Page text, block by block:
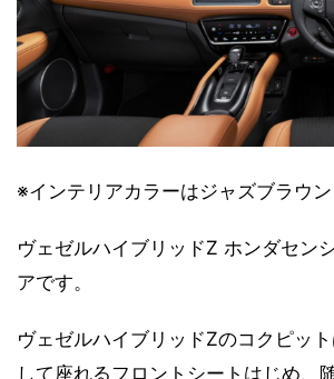
※インテリアカラーはジャズブラウン
ヴェゼルハイブリッドZ ホンダセン
アです。
ヴェゼルハイブリッドZのコクピッ
して座れるフロントシートはじめ、